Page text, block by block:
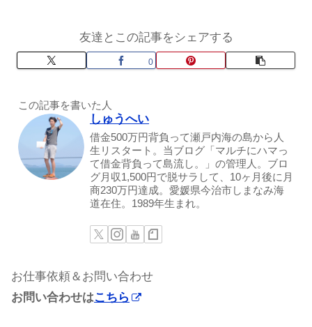
友達とこの記事をシェアする
0
この記事を書いた人
しゅうへい
借金500万円背負って瀬戸内海の島から人
生リスタート。当ブログ「マルチにハマっ
て借金背負って島流し。」の管理人。ブロ
グ月収1,500円で脱サラして、10ヶ月後に月
商230万円達成。愛媛県今治市しまなみ海
道在住。1989年生まれ。
お仕事依頼＆お問い合わせ
お問い合わせはこちら